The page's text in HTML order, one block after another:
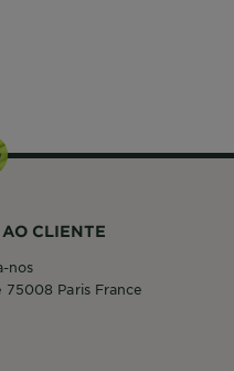
CLIENTE
nos
75008 Paris France